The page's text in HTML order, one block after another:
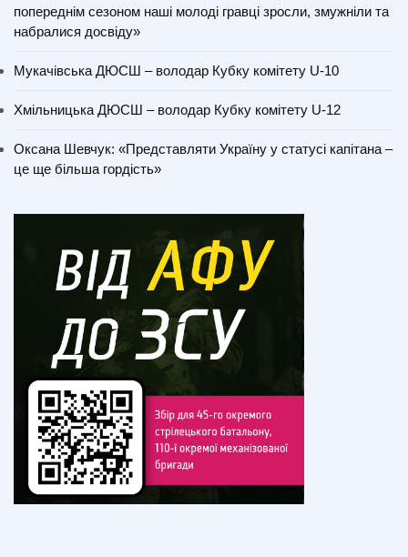
попереднім сезоном наші молоді гравці зросли, змужніли та
набралися досвіду»
Мукачівська ДЮСШ – володар Кубку комітету U-10
Хмільницька ДЮСШ – володар Кубку комітету U-12
Оксана Шевчук: «Представляти Україну у статусі капітана –
це ще більша гордість»